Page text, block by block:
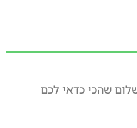
שהכי כדאי לכם